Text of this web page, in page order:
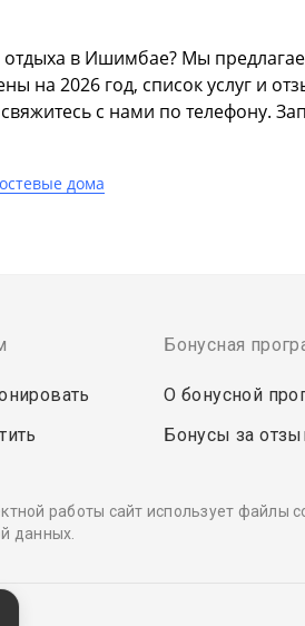
в Ишимбае? Мы
2026 год, список услуг и
с нами по телефону.
дома
Бонусная
О бонусной
Бонусы за
работы сайт использует файлы
данных.